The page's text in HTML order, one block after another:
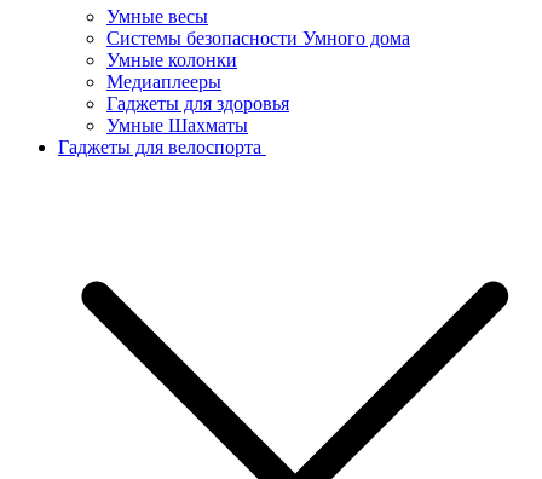
Умные весы
Системы безопасности Умного дома
Умные колонки
Медиаплееры
Гаджеты для здоровья
Умные Шахматы
Гаджеты для велоспорта